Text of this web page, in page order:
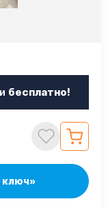
бесплатно!
ключ»